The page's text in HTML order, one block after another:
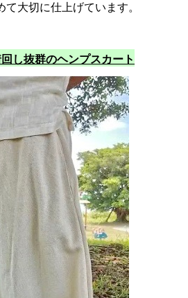
大切に仕上げています。
し抜群のヘンプスカート